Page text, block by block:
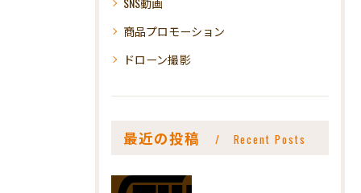
商品プロモーション
ドローン撮影
最近の投稿 Recent Posts